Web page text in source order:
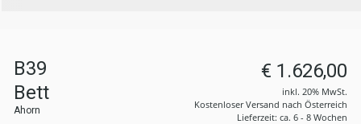
B39
Bett
Ahorn
€ 1.626,00
inkl. 20% MwSt.
Kostenloser Versand nach Österreich
Lieferzeit: ca. 6 - 8 Wochen